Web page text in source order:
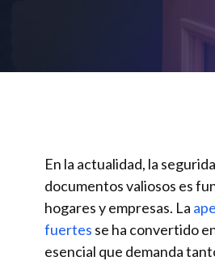
En la actualidad, la
documentos valiosos es
hogares y empresas. La
fuertes se ha convertido
esencial que demanda